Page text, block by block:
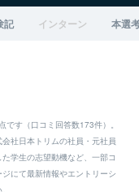
記 インターン 本選
す（口コミ回答数173件）。
社日本トリムの社員・元社員
学生の志望動機など、一部コ
にて最新情報やエントリーシ